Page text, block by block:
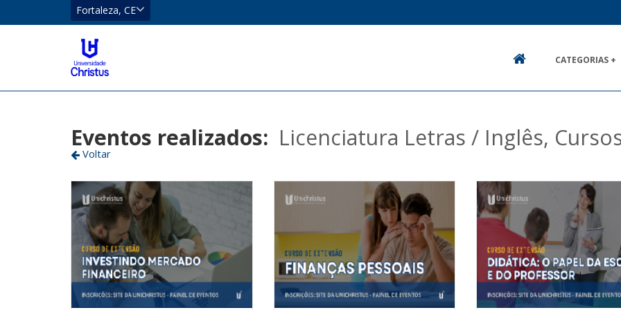
CE
Eusébio
Fortaleza
Fortaleza, CE
Localizar
CATEGORIAS +
Eventos realizados: Licenciatura Letras / Inglês,
Voltar